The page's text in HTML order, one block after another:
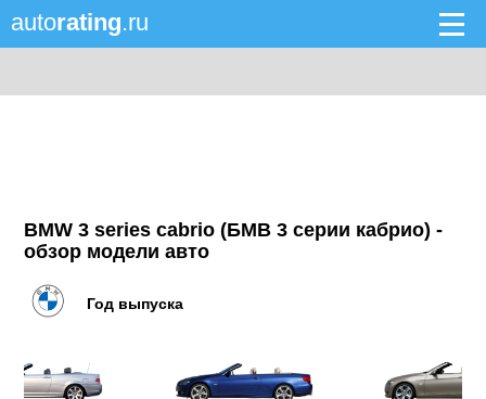
autorating.ru
BMW 3 series cabrio (БМВ 3 серии кабрио) -
обзор модели авто
Год выпуска